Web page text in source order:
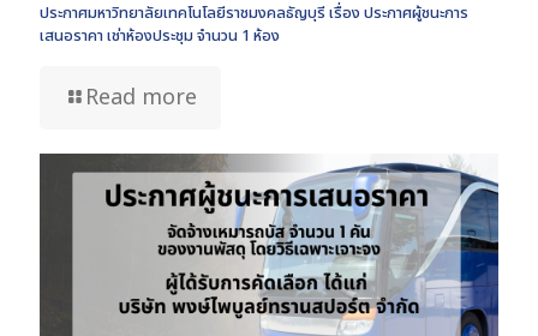
ประกาศมหาวิทยาลัยเทคโนโลยีราชมงคลธัญบุรี เรื่อง ประกาศผู้ชนะการ
เสนอราคา เช่าห้องประชุม จำนวน 1 ห้อง
Read more